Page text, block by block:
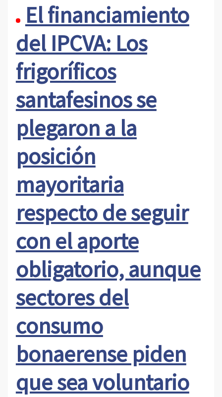
El financiamiento
del IPCVA: Los
frigoríficos
santafesinos se
plegaron a la
posición
mayoritaria
respecto de seguir
con el aporte
obligatorio, aunque
sectores del
consumo
bonaerense piden
que sea voluntario